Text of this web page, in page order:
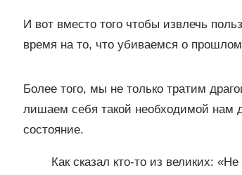
И вот вместо того чтобы извлечь
время на то, что убиваемся о
Более того, мы не только тратим
лишаем себя такой необходимой нам
состояние.
Как сказал кто-то из великих: